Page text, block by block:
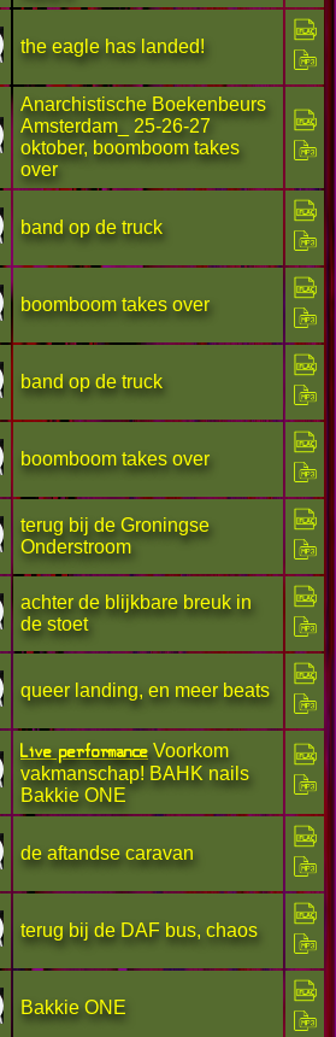
the eagle has landed!
Anarchistische Boekenbeurs
Amsterdam_ 25-26-27
oktober, boomboom takes
over
band op de truck
boomboom takes over
band op de truck
boomboom takes over
terug bij de Groningse
Onderstroom
achter de blijkbare breuk in
de stoet
queer landing, en meer beats
Live performanceVoorkom
vakmanschap! BAHK nails
Bakkie ONE
de aftandse caravan
terug bij de DAF bus, chaos
Bakkie ONE